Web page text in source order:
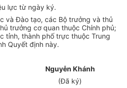
lực từ ngày ký.
và Đào tạo, các Bộ trưởng và thủ
trưởng cơ quan thuộc Chính phủ;
tỉnh, thành phố trực thuộc Trung
Quyết định này.
Nguyễn Khánh
(Đã ký)